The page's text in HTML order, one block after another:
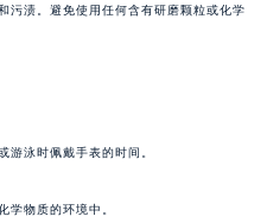
污渍。避免使用任何含有研磨颗粒或化学
游泳时佩戴手表的时间。
学物质的环境中。